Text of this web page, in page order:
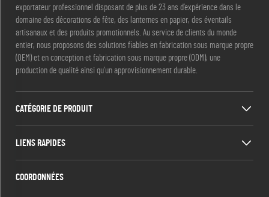
exportateur professionnel disposant de plus de 23 ans d’expérience dans le
domaine des décorations de fête, des lanternes en papier, des éventails
artisanaux et des produits promotionnels. Au service de clients du monde
entier, nous proposons des solutions fiables en fabrication sous marque propre
(OEM) et en conception et fabrication sous marque propre (ODM), une
production de qualité ainsi qu’un approvisionnement durable.
CATÉGORIE DE PRODUIT
LIENS RAPIDES
COORDONNÉES